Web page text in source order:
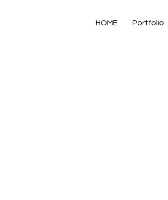
HOME Portfolio